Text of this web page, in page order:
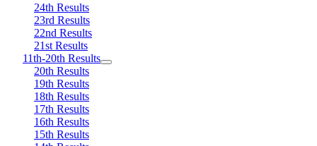
24th Results
23rd Results
22nd Results
21st Results
11th-20th Results
20th Results
19th Results
18th Results
17th Results
16th Results
15th Results